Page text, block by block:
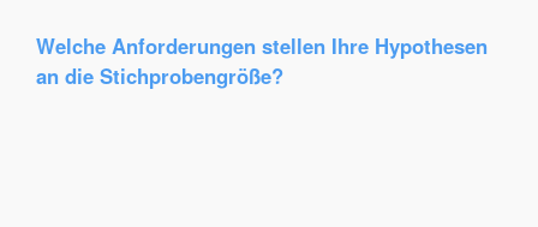
Welche Anforderungen stellen Ihre Hypothesen
an die Stichprobengröße?